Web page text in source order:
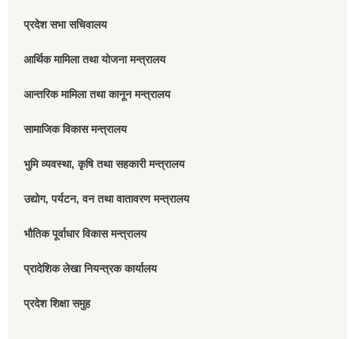
प्रदेश सभा सचिवालय
आर्थिक मामिला तथा योजना मन्त्रालय
आन्तरिक मामिला तथा कानून मन्त्रालय
सामाजिक विकास मन्त्रालय
भुमि व्यवस्था, कृषि तथा सहकारी मन्त्रालय
उद्योग, पर्यटन, वन तथा वातावरण मन्त्रालय
भौतिक पूर्वाधार विकास मन्त्रालय
प्रादेशिक लेखा नियन्त्रक कार्यालय
प्रदेश शिक्षा समुह